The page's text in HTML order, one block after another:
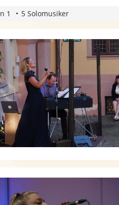
1 5 Solomusiker